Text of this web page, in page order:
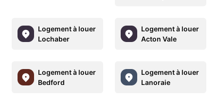
Logement à louer
Lochaber
Logement à louer
Acton Vale
Logement à louer
Bedford
Logement à louer
Lanoraie